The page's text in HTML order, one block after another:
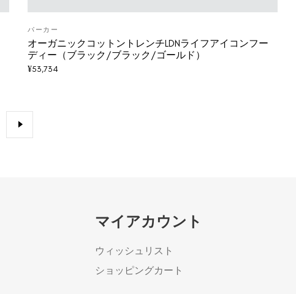
パーカー
オーガニックコットントレンチLDNライフアイコンフー
ディー（ブラック/ブラック/ゴールド）
¥53,734
マイアカウント
ウィッシュリスト
ショッピングカート